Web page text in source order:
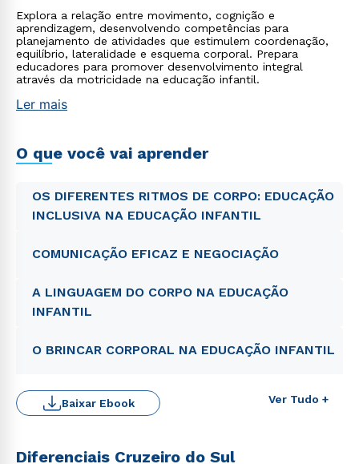
Explora a relação entre movimento, cognição e
aprendizagem, desenvolvendo competências para
planejamento de atividades que estimulem coordenação,
equilíbrio, lateralidade e esquema corporal. Prepara
educadores para promover desenvolvimento integral
através da motricidade na educação infantil.
Ler mais
O que você vai aprender
OS DIFERENTES RITMOS DE CORPO: EDUCAÇÃO
INCLUSIVA NA EDUCAÇÃO INFANTIL
COMUNICAÇÃO EFICAZ E NEGOCIAÇÃO
A LINGUAGEM DO CORPO NA EDUCAÇÃO
INFANTIL
O BRINCAR CORPORAL NA EDUCAÇÃO INFANTIL
Ver Tudo +
Baixar Ebook
Diferenciais Cruzeiro do Sul